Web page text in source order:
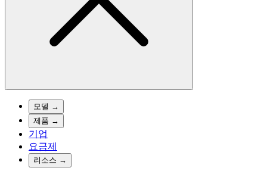
모델 →
제품 →
기업
요금제
리소스 →